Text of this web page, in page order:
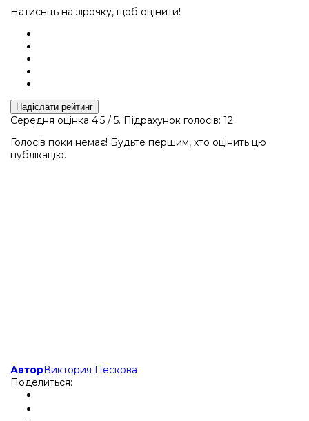
Натисніть на зірочку, щоб оцінити!
Надіслати рейтинг
Середня оцінка 4.5 / 5. Підрахунок голосів: 12
Голосів поки немає! Будьте першим, хто оцінить цю
публікацію.
АвторВиктория Пескова
Поделиться: